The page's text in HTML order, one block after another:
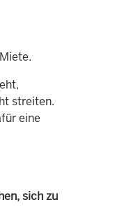
streiten.
eine
sich zu